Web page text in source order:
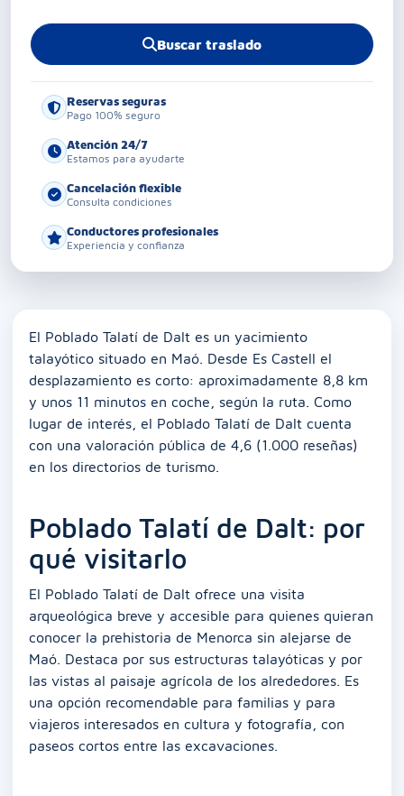
Buscar traslado
Reservas seguras
Pago 100% seguro
Atención 24/7
Estamos para ayudarte
Cancelación flexible
Consulta condiciones
Conductores profesionales
Experiencia y confianza
El Poblado Talatí de Dalt es un yacimiento
talayótico situado en Maó. Desde Es Castell el
desplazamiento es corto: aproximadamente 8,8 km
y unos 11 minutos en coche, según la ruta. Como
lugar de interés, el Poblado Talatí de Dalt cuenta
con una valoración pública de 4,6 (1.000 reseñas)
en los directorios de turismo.
Poblado Talatí de Dalt: por
qué visitarlo
El Poblado Talatí de Dalt ofrece una visita
arqueológica breve y accesible para quienes quieran
conocer la prehistoria de Menorca sin alejarse de
Maó. Destaca por sus estructuras talayóticas y por
las vistas al paisaje agrícola de los alrededores. Es
una opción recomendable para familias y para
viajeros interesados en cultura y fotografía, con
paseos cortos entre las excavaciones.